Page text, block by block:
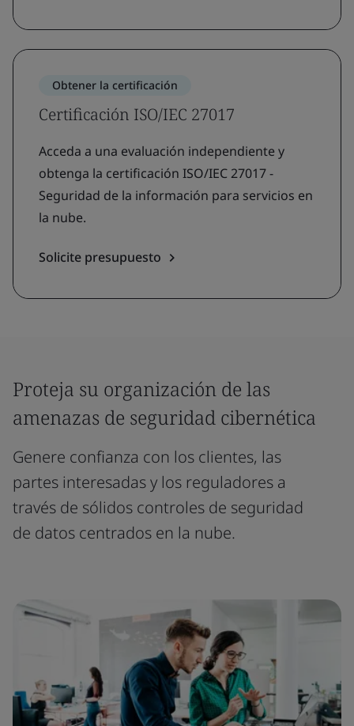
Obtener la certificación
Certificación ISO/IEC 27017
Acceda a una evaluación independiente y
obtenga la certificación ISO/IEC 27017 -
Seguridad de la información para servicios en
la nube.
Solicite presupuesto
Proteja su organización de las
amenazas de seguridad cibernética
Genere confianza con los clientes, las
partes interesadas y los reguladores a
través de sólidos controles de seguridad
de datos centrados en la nube.